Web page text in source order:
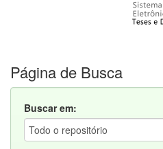
Página de Busca
Buscar em: